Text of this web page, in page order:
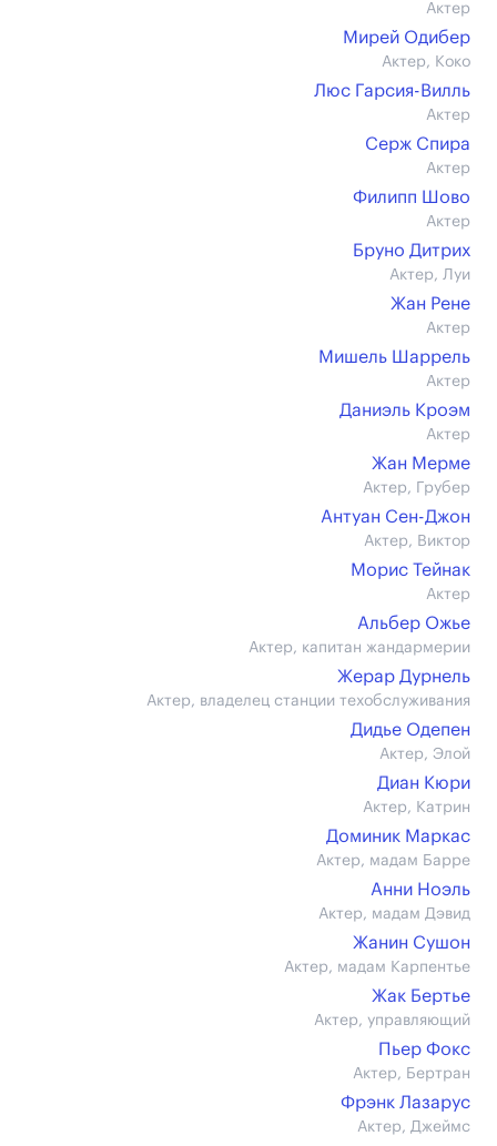
Актер
Мирей Одибер
Актер, Коко
Люс Гарсия-Вилль
Актер
Серж Спира
Актер
Филипп Шово
Актер
Бруно Дитрих
Актер, Луи
Жан Рене
Актер
Мишель Шаррель
Актер
Даниэль Кроэм
Актер
Жан Мерме
Актер, Грубер
Антуан Сен-Джон
Актер, Виктор
Морис Тейнак
Актер
Альбер Ожье
Актер, капитан жандармерии
Жерар Дурнель
Актер, владелец станции техобслуживания
Дидье Одепен
Актер, Элой
Диан Кюри
Актер, Катрин
Доминик Маркас
Актер, мадам Барре
Анни Ноэль
Актер, мадам Дэвид
Жанин Сушон
Актер, мадам Карпентье
Жак Бертье
Актер, управляющий
Пьер Фокс
Актер, Бертран
Фрэнк Лазарус
Актер, Джеймс